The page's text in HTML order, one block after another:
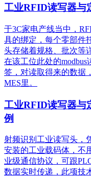
工业RFID读写器与
于3C家电产线当中，
具的绑定，每个零部件
头存储着规格、批次等
在该工位此处的
签，对读取得来的数据
MES里。
工业RFID读写器与
例
射频识别工业读写头，
安装的工业载码体，不
业级通信协议，可跟
数据实时传递，此项技